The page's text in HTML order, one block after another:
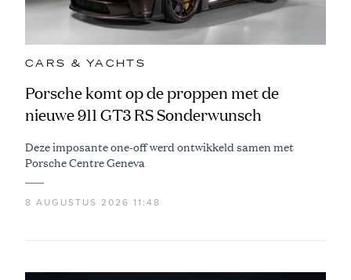
CARS & YACHTS
Porsche komt op de proppen met de
nieuwe 911 GT3 RS Sonderwunsch
Deze imposante one-off werd ontwikkeld samen met
Porsche Centre Geneva
8 AUGUSTUS 2026 11:48